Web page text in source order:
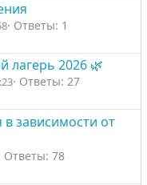
Ответы: 1
лагерь 2026 🌿
Ответы: 27
в зависимости от
Ответы: 78